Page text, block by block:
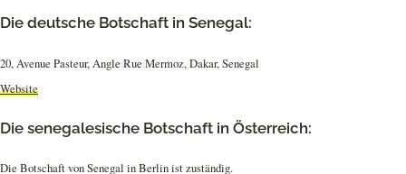
Die deutsche Botschaft in Senegal:
20, Avenue Pasteur, Angle Rue Mermoz, Dakar, Senegal
Website
Die senegalesische Botschaft in Österreich:
Die Botschaft von Senegal in Berlin ist zuständig.